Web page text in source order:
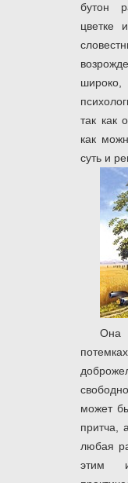
бутон
цветке
так как
как
суть и
Она
может
притча,
любая
этим